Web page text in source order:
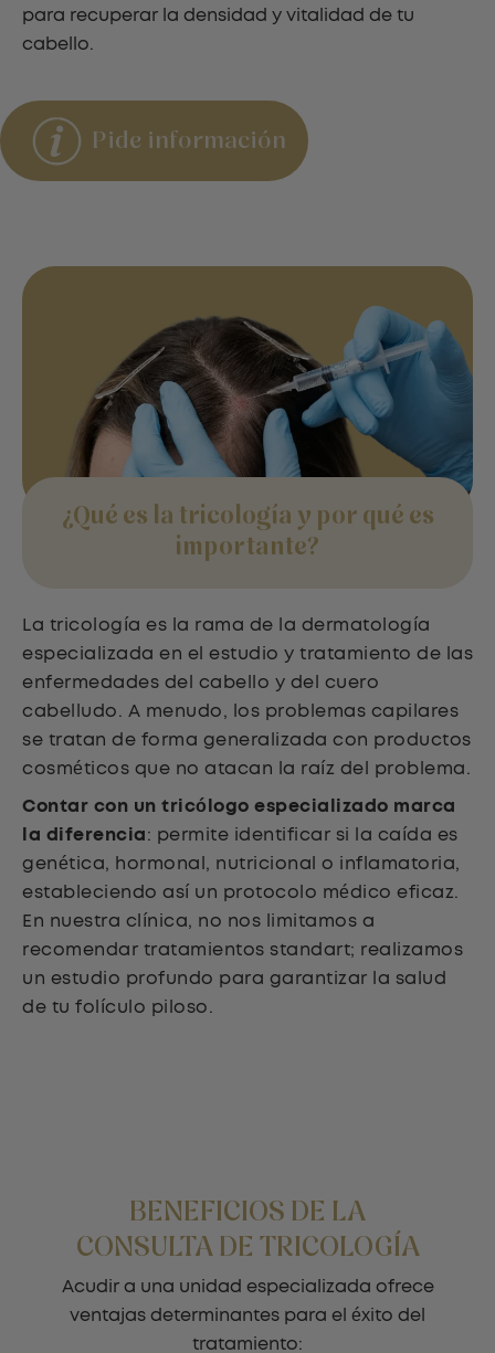
para recuperar la densidad y vitalidad de tu
cabello.
Pide información
¿Qué es la tricología y por qué es
importante?
La tricología es la rama de la dermatología
especializada en el estudio y tratamiento de las
enfermedades del cabello y del cuero
cabelludo. A menudo, los problemas capilares
se tratan de forma generalizada con productos
cosméticos que no atacan la raíz del problema.
Contar con un tricólogo especializado marca
la diferencia: permite identificar si la caída es
genética, hormonal, nutricional o inflamatoria,
estableciendo así un protocolo médico eficaz.
En nuestra clínica, no nos limitamos a
recomendar tratamientos standart; realizamos
un estudio profundo para garantizar la salud
de tu folículo piloso.
BENEFICIOS DE LA
CONSULTA DE TRICOLOGÍA
Acudir a una unidad especializada ofrece
ventajas determinantes para el éxito del
tratamiento: